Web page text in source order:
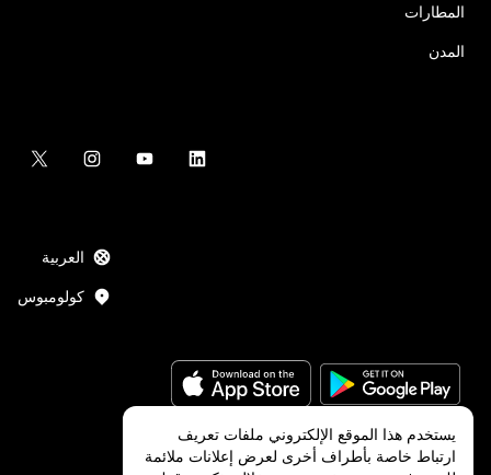
المطارات
المدن
العربية
كولومبوس
يستخدم هذا الموقع الإلكتروني ملفات تعريف
ارتباط خاصة بأطراف أخرى لعرض إعلانات ملائمة